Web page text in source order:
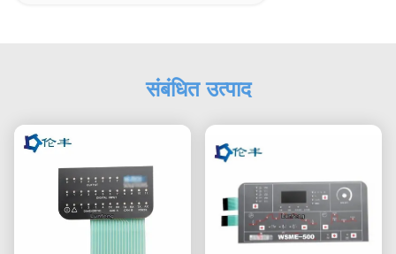
संबंधित उत्पाद